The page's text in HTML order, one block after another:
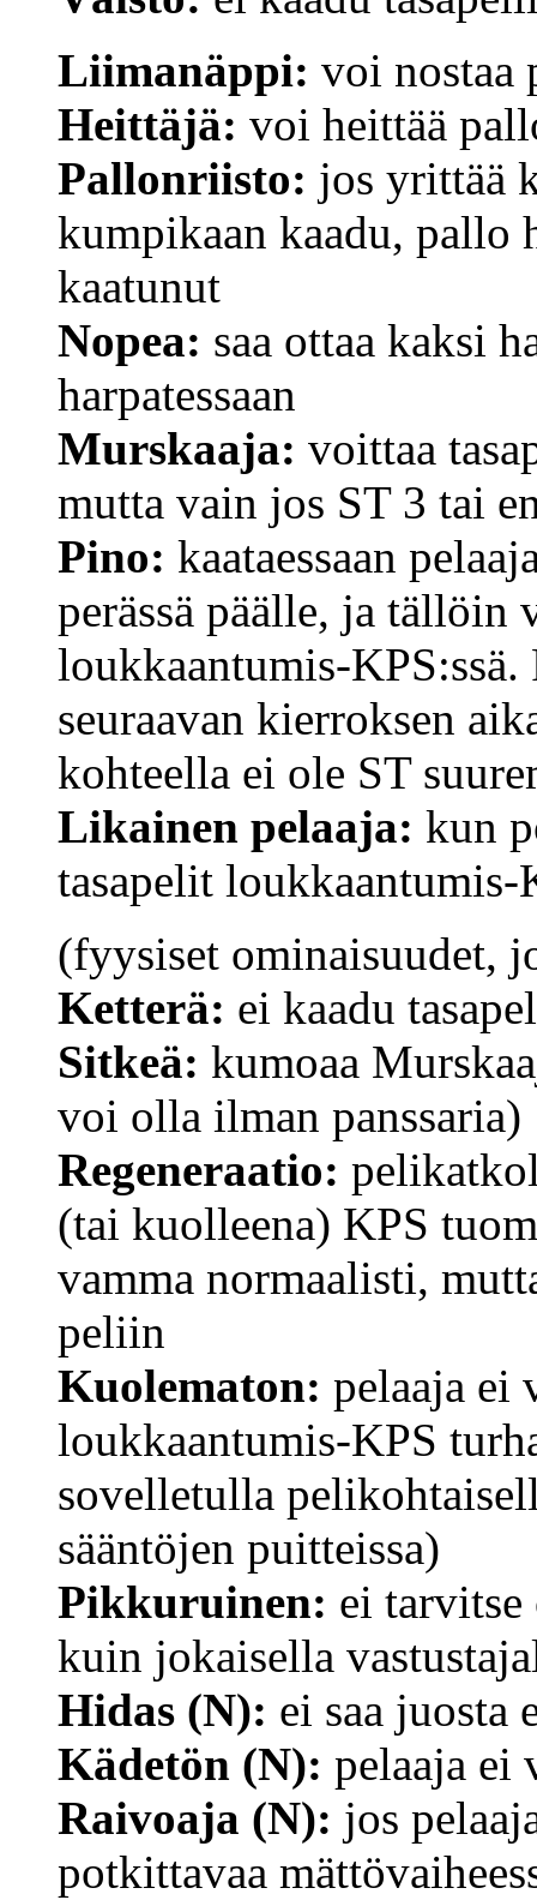
Liimanäppi: voi nostaa
Heittäjä: voi heittää
Pallonriisto: jos yrittää
kumpikaan kaadu, pallo
kaatunut
Nopea: saa ottaa kaksi
harpatessaan
Murskaaja: voittaa
mutta vain jos ST 3 tai
Pino: kaataessaan
perässä päälle, ja tällöin
loukkaantumis-
seuraavan kierroksen
kohteella ei ole ST
Likainen pelaaja: kun
tasapelit loukkaantumis-
(fyysiset ominaisuudet,
Ketterä: ei kaadu
Sitkeä: kumoaa
voi olla ilman panssaria)
Regeneraatio:
(tai kuolleena) KPS
vamma normaalisti,
peliin
Kuolematon: pelaaja ei
loukkaantumis-KPS
sovelletulla
sääntöjen puitteissa)
Pikkuruinen: ei
kuin jokaisella
Hidas (N): ei saa juosta
Kädetön (N): pelaaja ei
Raivoaja (N): jos
potkittavaa